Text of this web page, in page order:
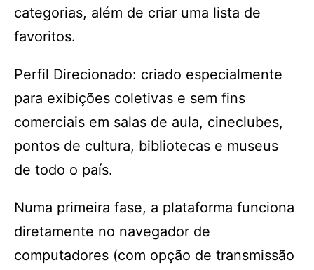
categorias, além de criar uma lista de
favoritos.
Perfil Direcionado: criado especialmente
para exibições coletivas e sem fins
comerciais em salas de aula, cineclubes,
pontos de cultura, bibliotecas e museus
de todo o país.
Numa primeira fase, a plataforma funciona
diretamente no navegador de
computadores (com opção de transmissão